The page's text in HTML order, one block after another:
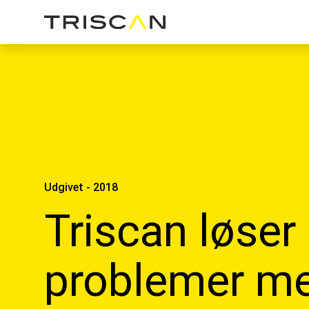
Udgivet - 2018
Triscan løser
problemer